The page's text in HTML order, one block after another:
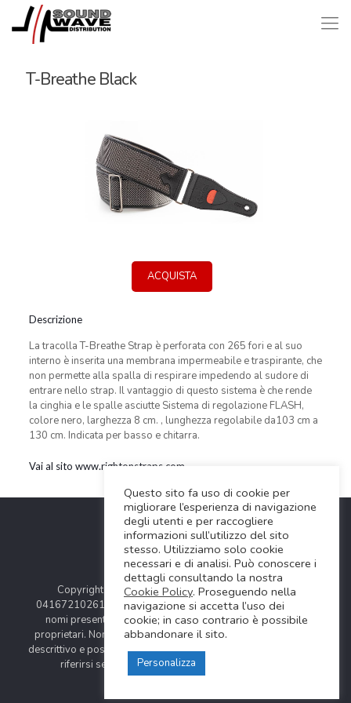
T-Breathe Black
ACQUISTA
Descrizione
La tracolla T-Breathe Strap è perforata con 265 fori e al suo
interno è inserita una membrana impermeabile e traspirante, che
non permette alla spalla di respirare impedendo al sudore di
entrare nello strap. Il vantaggio di questo sistema è che rende
la cinghia e le spalle asciutte Sistema di regolazione FLASH,
colore nero, larghezza 8 cm. , lunghezza regolabile da103 cm a
130 cm. Indicata per basso e chitarra.
Vai al sito www.rightonstraps.com
Copyright © 2024 Soundwave Distribution Srl - P.I.
04167210261 |
COOKIES POLICY| Tutti i marchi, i prodotti e i
nomi presentati in questo sito sono registrati dai legittimi
proprietari. Nomi e caratteristiche sono citati solamente al fine
descrittivo e possono variare senza obbligo di preavviso, quindi
riferirsi sempre ai siti web dei rispettivi costruttori.
Questo sito fa uso di cookie per
migliorare l’esperienza di navigazione
degli utenti e per raccogliere
informazioni sull’utilizzo del sito
stesso. Utilizziamo solo cookie
necessari e di analisi. Può conoscere i
dettagli consultando la nostra
Cookie Policy. Proseguendo nella
navigazione si accetta l’uso dei
cookie; in caso contrario è possibile
abbandonare il sito.
Personalizza